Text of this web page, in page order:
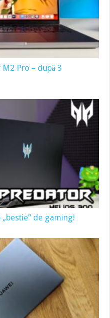
Pro – după 3
de gaming!